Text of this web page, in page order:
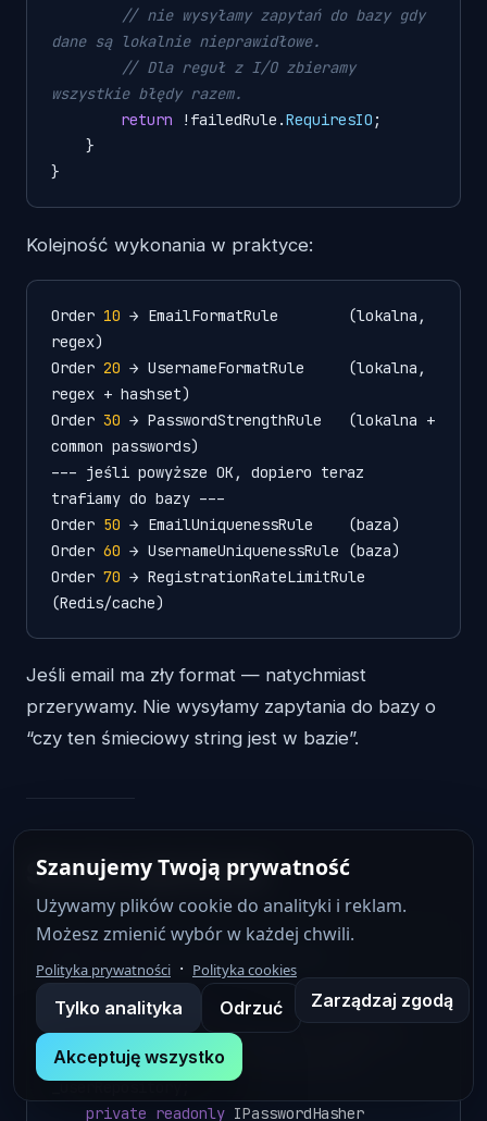
// nie wysyłamy zapytań do bazy gdy
dane są lokalnie nieprawidłowe.
// Dla reguł z I/O zbieramy
wszystkie błędy razem.
return
! failedRule.RequiresIO ;
Kolejność wykonania w praktyce:
Order 10 → EmailFormatRule        (lokalna,
Order 20 → UsernameFormatRule     (lokalna,
Order 30 → PasswordStrengthRule   (lokalna +
common passwords)
--- jeśli powyższe OK, dopiero teraz
Order 50
Order 60
Order 70 → RegistrationRateLimitRule
Jeśli email ma zły format — natychmiast
przerywamy. Nie wysyłamy zapytania do bazy o
“czy ten śmieciowy string jest w bazie”.
Serwis rejestracji
{
private readonly
RegistrationValidationPipeline _pipeline;
private readonly
_userRepository;
private readonly IPasswordHasher
Szanujemy Twoją prywatność
Używamy plików cookie do analityki i reklam.
Możesz zmienić wybór w każdej chwili.
Polityka prywatności · Polityka cookies
Tylko analityka Odrzuć
Akceptuję wszystko
Zarządzaj zgodą